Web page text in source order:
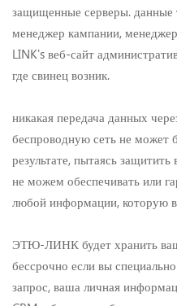
защищенные серверы. данные
менеджер кампании,
LINK's веб-сайт
где свинец возник.
никакая передача данных
беспроводную сеть не может
результате, пытаясь
не можем обеспечивать или
любой информации, которую
ЭТЮ-ЛИНК будет хранить
бессрочно если вы
запрос, ваша личная